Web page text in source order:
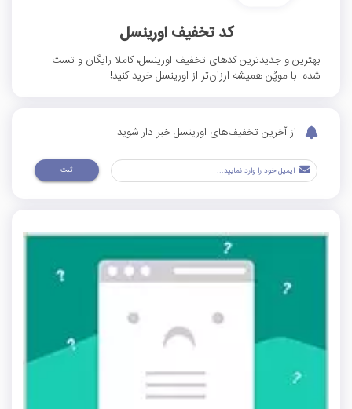
کد تخفیف اورینسل
بهترین و جدیدترین کدهای تخفیف اورینسل، کاملا رایگان و تست
شده. با موپُن همیشه ارزان‌تر از اورینسل خرید کنید!
از آخرین تخفیف‌های اورینسل خبر دار شوید
ثبت